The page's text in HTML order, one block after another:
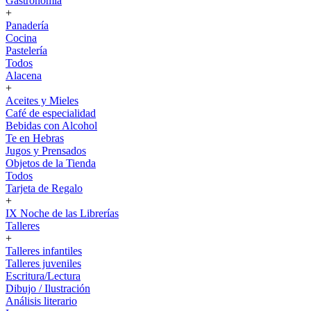
+
Panadería
Cocina
Pastelería
Todos
Alacena
+
Aceites y Mieles
Café de especialidad
Bebidas con Alcohol
Te en Hebras
Jugos y Prensados
Objetos de la Tienda
Todos
Tarjeta de Regalo
+
IX Noche de las Librerías
Talleres
+
Talleres infantiles
Talleres juveniles
Escritura/Lectura
Dibujo / Ilustración
Análisis literario